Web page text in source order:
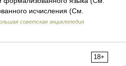
исчисления (См
советская энциклопедия
18+